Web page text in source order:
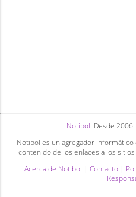
Notibol. Desde
Notibol es un agregador
contenido de los enlaces a los
Acerca de Notibol | Contacto|